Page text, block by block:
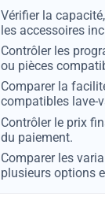
Vérifier la
les accessoires
Contrôler les
ou pièces
Comparer la
compatibles lave-
Contrôler le prix
du paiement.
Comparer les
plusieurs options